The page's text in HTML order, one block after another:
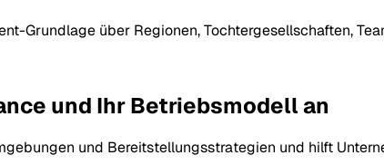
Grundlage über Regionen, Tochtergesellschaften,
und Ihr Betriebsmodell an
und Bereitstellungsstrategien und hilft